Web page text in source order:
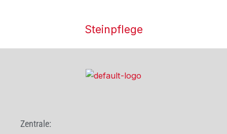
Steinpflege
Zentrale: